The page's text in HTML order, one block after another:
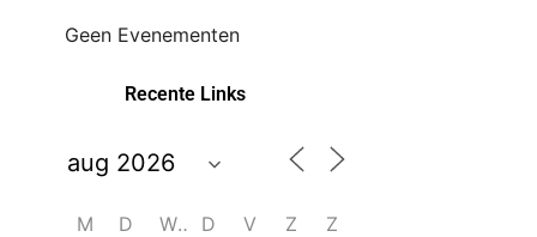
Geen Evenementen
Recente Links
M D W D V Z
Z